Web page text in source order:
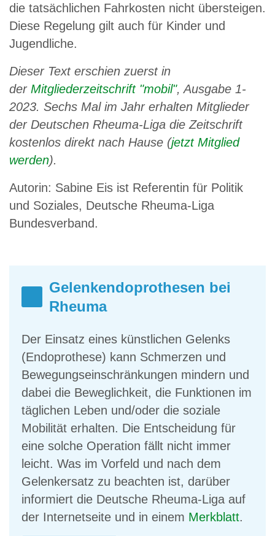
die tatsächlichen Fahrkosten nicht übersteigen.
Diese Regelung gilt auch für Kinder und
Jugendliche.
Dieser Text erschien zuerst in
der Mitgliederzeitschrift "mobil", Ausgabe 1-
2023. Sechs Mal im Jahr erhalten Mitglieder
der Deutschen Rheuma-Liga die Zeitschrift
kostenlos direkt nach Hause (jetzt Mitglied
werden).
Autorin: Sabine Eis ist Referentin für Politik
und Soziales, Deutsche Rheuma-Liga
Bundesverband.
Gelenkendoprothesen bei
Rheuma
Der Einsatz eines künstlichen Gelenks
(Endoprothese) kann Schmerzen und
Bewegungseinschränkungen mindern und
dabei die Beweglichkeit, die Funktionen im
täglichen Leben und/oder die soziale
Mobilität erhalten. Die Entscheidung für
eine solche Operation fällt nicht immer
leicht. Was im Vorfeld und nach dem
Gelenkersatz zu beachten ist, darüber
informiert die Deutsche Rheuma-Liga auf
der Internetseite und in einem Merkblatt.